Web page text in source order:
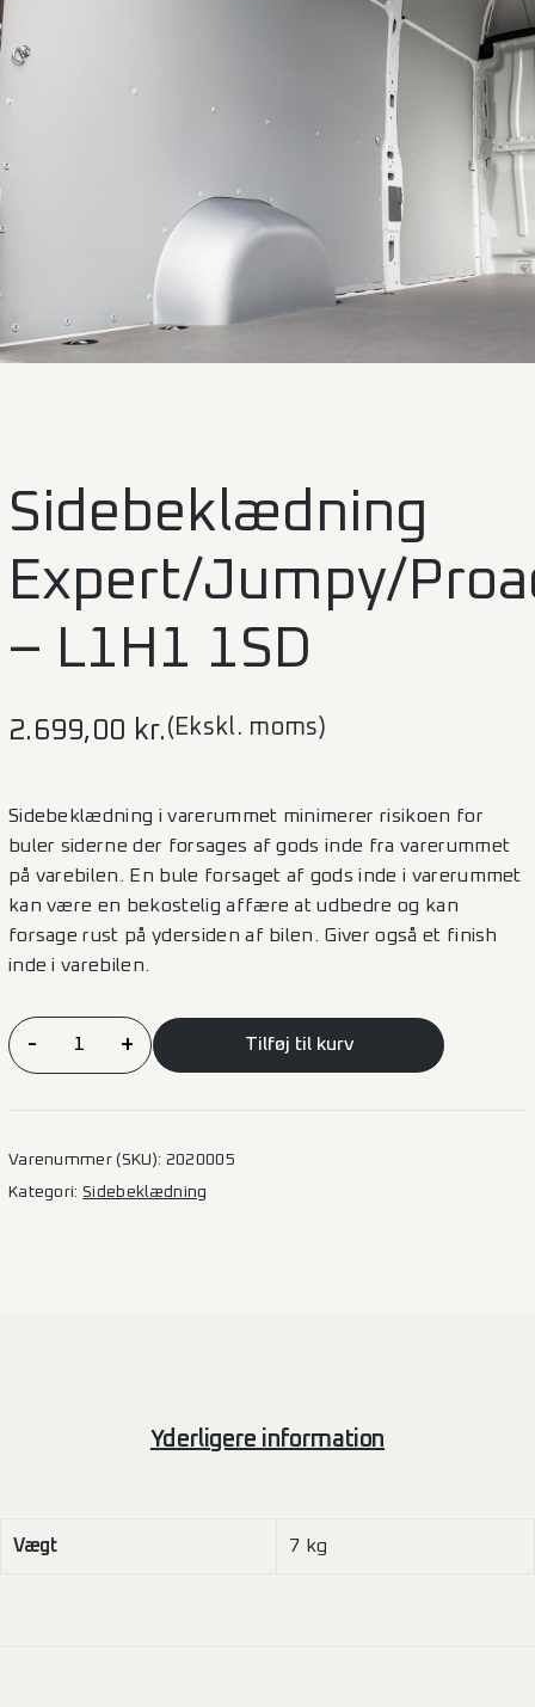
Sidebeklædning
Expert/Jumpy/
– L1H1 1SD
2.699,00 kr. (Ekskl. moms)
Sidebeklædning i varerummet minimerer risikoen for
buler siderne der forsages af gods inde fra varerummet
på varebilen. En bule forsaget af gods inde i varerummet
kan være en bekostelig affære at udbedre og kan
forsage rust på ydersiden af bilen. Giver også et finish
inde i varebilen.
Sidebeklædning
Expert/Jumpy/Proace/Vivaro/Scudo
- + Tilføj til kurv
Varenummer (SKU): 2020005
Kategori:Sidebeklædning
Yderligere information
Vægt 7 kg